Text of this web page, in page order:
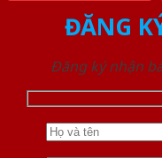
ĐĂNG
Đăng ký nhận